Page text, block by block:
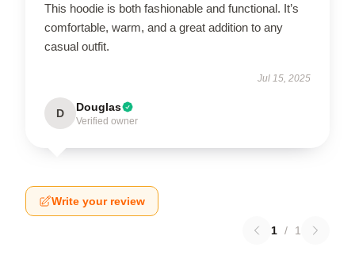
This hoodie is both fashionable and functional. It’s
comfortable, warm, and a great addition to any
casual outfit.
Jul 15, 2025
D Douglas
Verified owner
Write your review
1 / 1